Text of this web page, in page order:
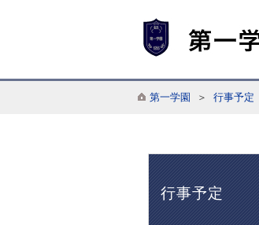
第一学園 ＞ 行事予定
行事予定